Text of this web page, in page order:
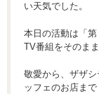
い天気でした。
本日の活動は「
TV番組をそのま
敬愛から、ザザ
ッフェのお店ま